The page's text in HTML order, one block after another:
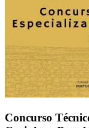
Concurso